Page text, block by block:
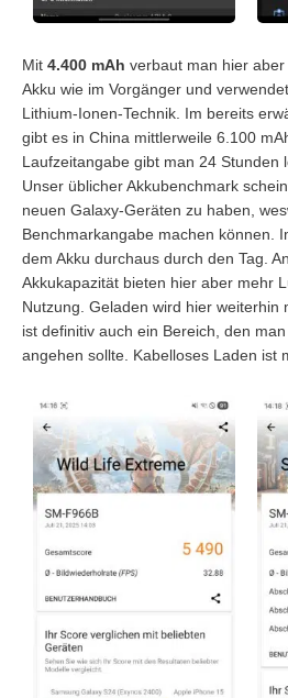
Mit 4.400 mAh verbaut man hier
Akku wie im Vorgänger und
Lithium-Ionen-Technik. Im bereits
gibt es in China mittlerweile 6.100
Laufzeitangabe gibt man 24 Stunden
Unser üblicher Akkubenchmark
neuen Galaxy-Geräten zu haben,
Benchmarkangabe machen können.
dem Akku durchaus durch den Tag.
Akkukapazität bieten hier aber mehr
Nutzung. Geladen wird hier weiterhin
ist definitiv auch ein Bereich, den
angehen sollte. Kabelloses Laden ist